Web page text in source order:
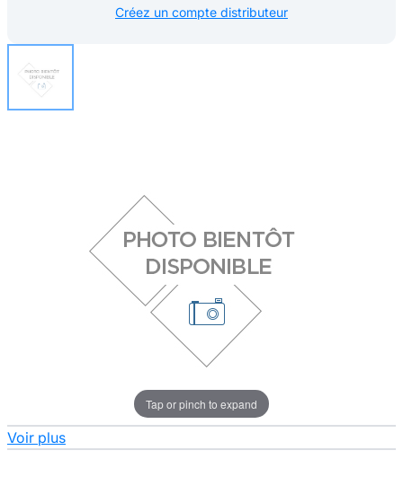
Tap or pinch to expand
Voir plus
Créez un compte distributeur